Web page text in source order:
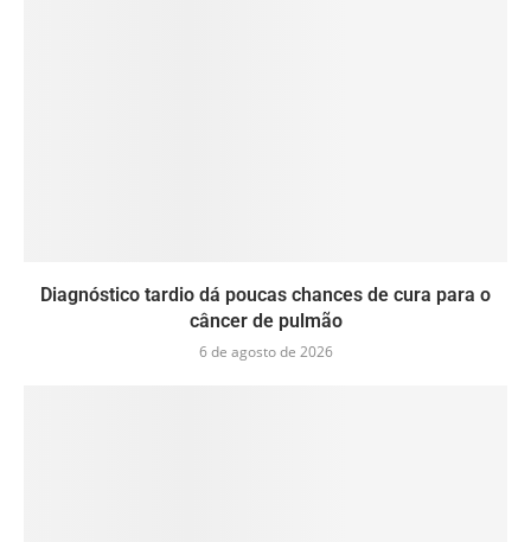
Diagnóstico tardio dá poucas chances de cura para o
câncer de pulmão
6 de agosto de 2026